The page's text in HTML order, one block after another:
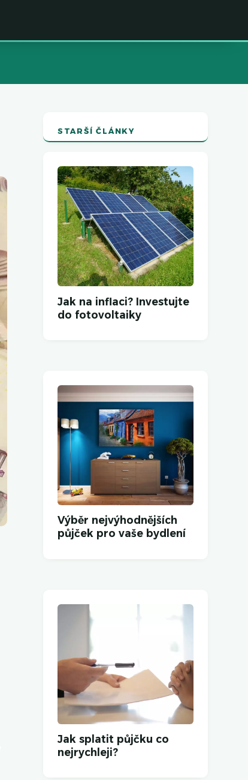
STARŠÍ ČLÁNKY
Jak na inflaci? Investujte
do fotovoltaiky
Výběr nejvýhodnějších
půjček pro vaše bydlení
Jak splatit půjčku co
nejrychleji?